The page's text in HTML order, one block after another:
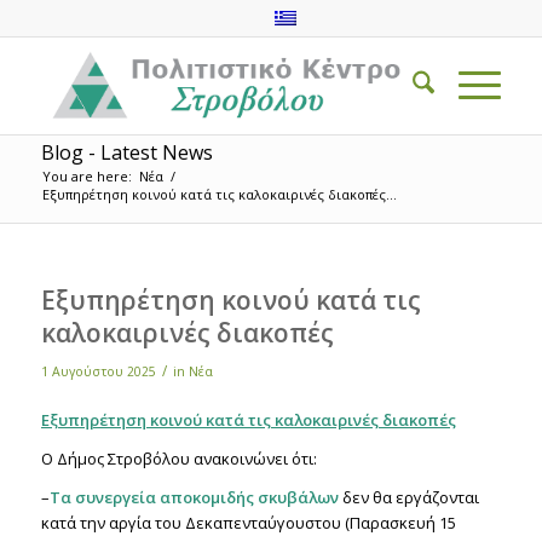
Blog - Latest News
You are here: Νέα /
Εξυπηρέτηση κοινού κατά τις καλοκαιρινές διακοπές...
Εξυπηρέτηση κοινού κατά τις
καλοκαιρινές διακοπές
1 Αυγούστου 2025 / in Νέα
Εξυπηρέτηση κοινού κατά τις καλοκαιρινές διακοπές
Ο Δήμος Στροβόλου ανακοινώνει ότι:
–Τα συνεργεία αποκομιδής σκυβάλωνδεν θα εργάζονται
κατά την αργία του Δεκαπενταύγουστου (Παρασκευή 15